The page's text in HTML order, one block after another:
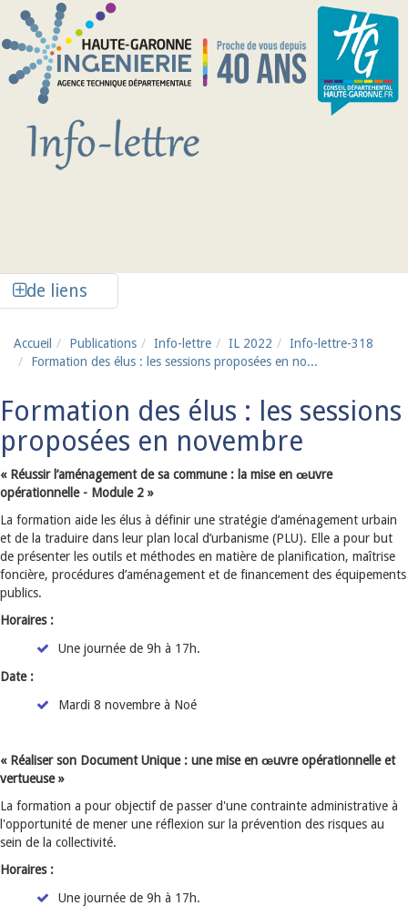
Aller au contenu principal
de liens
Accueil Publications Info-lettre IL 2022
Info-lettre-318
Formation des élus : les sessions proposées en no...
Formation des élus : les sessions
proposées en novembre
« Réussir l’aménagement de sa commune : la mise en œuvre
opérationnelle - Module 2 »
La formation aide les élus à définir une stratégie d’aménagement urbain
et de la traduire dans leur plan local d’urbanisme (PLU). Elle a pour but
de présenter les outils et méthodes en matière de planification, maîtrise
foncière, procédures d’aménagement et de financement des équipements
publics.
Horaires :
Une journée de 9h à 17h.
Date :
Mardi 8 novembre à Noé
« Réaliser son Document Unique : une mise en œuvre opérationnelle et
vertueuse »
La formation a pour objectif de passer d'une contrainte administrative à
l'opportunité de mener une réflexion sur la prévention des risques au
sein de la collectivité.
Horaires :
Une journée de 9h à 17h.